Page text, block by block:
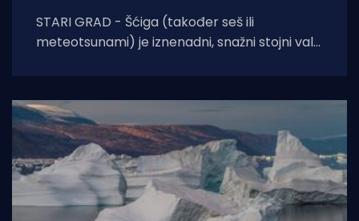
STARI GRAD - Šćiga (također seš ili
meteotsunami) je iznenadni, snažni stojni val